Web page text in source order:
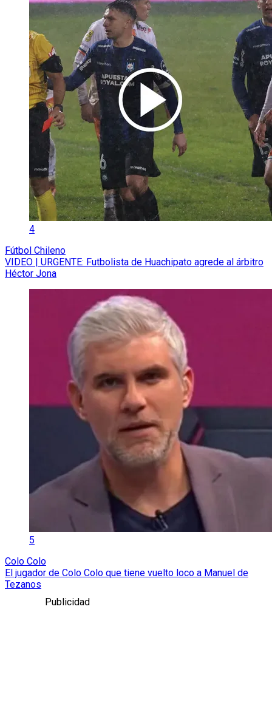
4
Fútbol Chileno
VIDEO | URGENTE: Futbolista de Huachipato agrede al árbitro
Héctor Jona
5
Colo Colo
El jugador de Colo Colo que tiene vuelto loco a Manuel de
Tezanos
Publicidad